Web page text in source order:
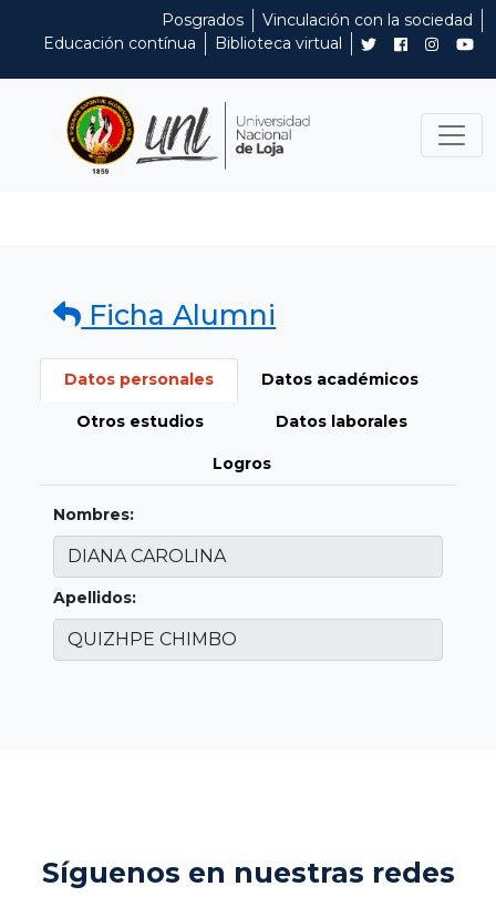
Posgrados
Vinculación con la sociedad
Educación contínua
Biblioteca virtual
Ficha Alumni
Datos personales Datos académicos
Otros estudios Datos laborales
Logros
Nombres:
Apellidos:
Síguenos en nuestras redes